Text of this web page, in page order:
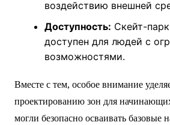
воздействию внешней
Доступность: Скейт-
доступен для людей с
возможностями.
Вместе с тем, особое внимание
проектированию зон для
могли безопасно осваивать базовые